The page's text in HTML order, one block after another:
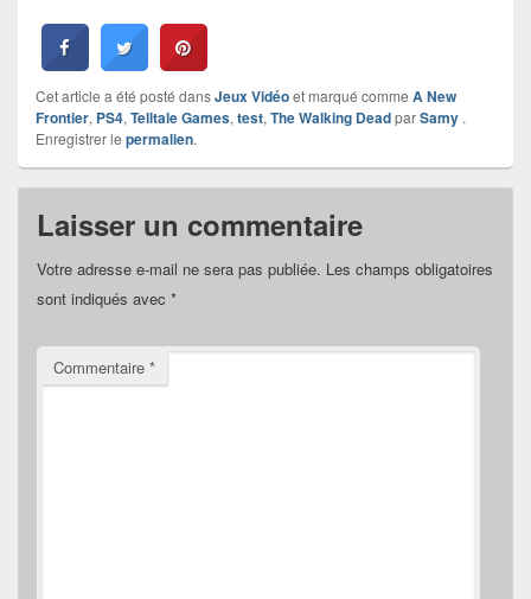
Cet article a été posté dansJeux Vidéoet marqué comme A New
Frontier, PS4, Telltale Games, test, The Walking DeadparSamy .
Enregistrer le permalien.
Laisser un commentaire
Votre adresse e-mail ne sera pas publiée. Les champs obligatoires
sont indiqués avec *
Commentaire *